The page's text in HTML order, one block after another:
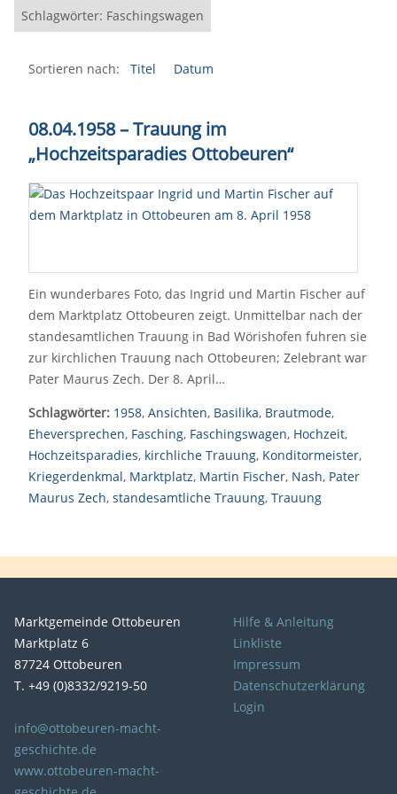
Schlagwörter: Faschingswagen
Sortieren nach: Titel Datum
08.04.1958 – Trauung im
„Hochzeitsparadies Ottobeuren“
Ein wunderbares Foto, das Ingrid und Martin Fischer auf
dem Marktplatz Ottobeuren zeigt. Unmittelbar nach der
standesamtlichen Trauung in Bad Wörishofen fuhren sie
zur kirchlichen Trauung nach Ottobeuren; Zelebrant war
Pater Maurus Zech. Der 8. April…
Schlagwörter: 1958, Ansichten, Basilika, Brautmode,
Eheversprechen, Fasching, Faschingswagen, Hochzeit,
Hochzeitsparadies, kirchliche Trauung, Konditormeister,
Kriegerdenkmal, Marktplatz, Martin Fischer, Nash, Pater
Maurus Zech, standesamtliche Trauung, Trauung
Marktgemeinde Ottobeuren
Marktplatz 6
87724 Ottobeuren
T. +49 (0)8332/9219-50
info@ottobeuren-macht-
geschichte.de
www.ottobeuren-macht-
Hilfe & Anleitung
Linkliste
Impressum
Datenschutzerklärung
Login